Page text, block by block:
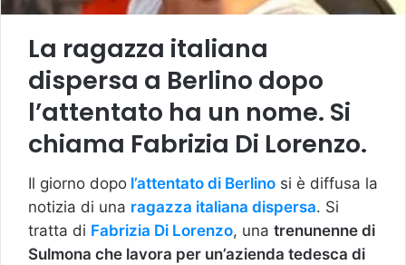
La ragazza italiana
dispersa a Berlino dopo
l’attentato ha un nome. Si
chiama Fabrizia Di Lorenzo.
Il giorno dopo l’attentato di Berlino si è diffusa la
notizia di una ragazza italiana dispersa. Si
tratta di Fabrizia Di Lorenzo, una trenunenne di
Sulmona che lavora per un’azienda tedesca di